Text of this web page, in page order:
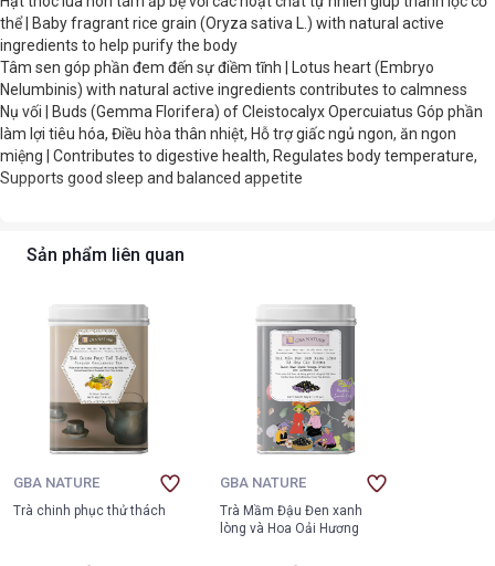
thể | Baby fragrant rice grain (Oryza sativa L.) with natural active
ingredients to help purify the body
Tâm sen góp phần đem đến sự điềm tĩnh | Lotus heart (Embryo
Nelumbinis) with natural active ingredients contributes to calmness
Nụ vối | Buds (Gemma Florifera) of Cleistocalyx Opercuiatus Góp phần
làm lợi tiêu hóa, Điều hòa thân nhiệt, Hỗ trợ giấc ngủ ngon, ăn ngon
miệng | Contributes to digestive health, Regulates body temperature,
Supports good sleep and balanced appetite
Sản phẩm liên quan
GBA NATURE
Trà chinh phục thử thách
GBA NATURE
Trà Mầm Đậu Đen xanh
lòng và Hoa Oải Hương